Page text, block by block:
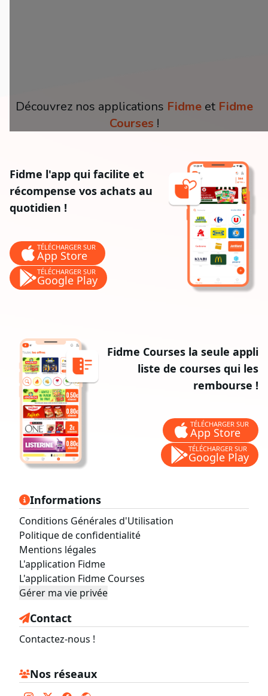
Découvrez nos applications Fidme et Fidme
Courses !
Fidme l'app qui facilite et
récompense vos achats au
quotidien !
TÉLÉCHARGER SUR
App Store
TÉLÉCHARGER SUR
Google Play
Fidme Courses la seule appli
liste de courses qui les
rembourse !
TÉLÉCHARGER SUR
App Store
TÉLÉCHARGER SUR
Google Play
Informations
Conditions Générales d'Utilisation
Politique de confidentialité
Mentions légales
L'application Fidme
L'application Fidme Courses
Gérer ma vie privée
Contact
Contactez-nous !
Nos réseaux